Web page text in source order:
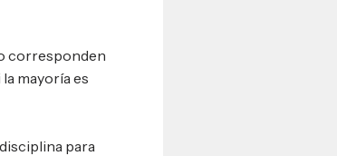
corresponden
mayoría es
para